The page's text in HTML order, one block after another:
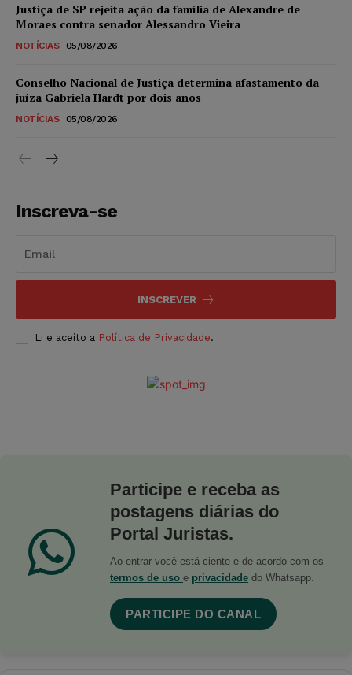
Justiça de SP rejeita ação da família de Alexandre de
Moraes contra senador Alessandro Vieira
NOTÍCIAS 05/08/2026
Conselho Nacional de Justiça determina afastamento da
juíza Gabriela Hardt por dois anos
NOTÍCIAS 05/08/2026
Inscreva-se
INSCREVER
Li e aceito a Política de Privacidade.
Participe e receba as
postagens diárias do
Portal Juristas.
Ao entrar você está ciente e de acordo com os
termos de uso e privacidade do Whatsapp.
PARTICIPE DO CANAL